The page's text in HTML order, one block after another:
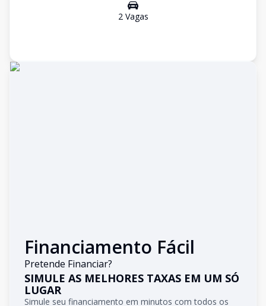
2Vagas
Financiamento Fácil
Pretende Financiar?
SIMULE AS MELHORES TAXAS EM UM SÓ
LUGAR
Simule seu financiamento em minutos com todos os